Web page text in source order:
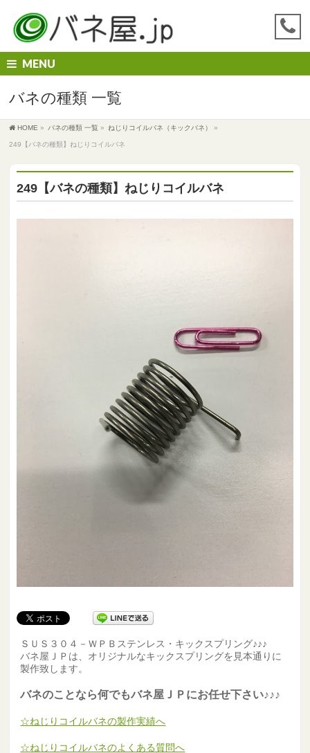
MENU
バネの種類 一覧
HOME » バネの種類 一覧 » ねじりコイルバネ（キックバネ） »
249【バネの種類】ねじりコイルバネ
249【バネの種類】ねじりコイルバネ
ＳＵＳ３０４－ＷＰＢステンレス・キックスプリング♪♪♪
バネ屋ＪＰは、オリジナルなキックスプリングを見本通りに
製作致します。
バネのことなら何でもバネ屋ＪＰにお任せ下さい♪♪♪
☆ねじりコイルバネの製作実績へ
☆ねじりコイルバネのよくある質問へ